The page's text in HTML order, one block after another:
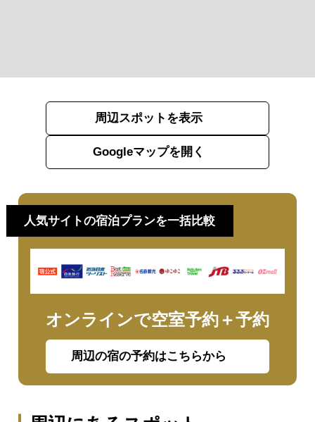
周辺スポットを表示
Googleマップを開く
人気サイトの宿泊プランを一括比較
オンラインで空室予約＋予約
周辺の宿の予約はこちらから